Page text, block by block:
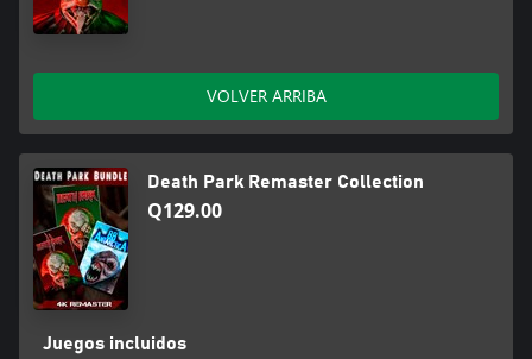
VOLVER ARRIBA
Death Park Remaster Collection
Q129.00
Juegos incluidos